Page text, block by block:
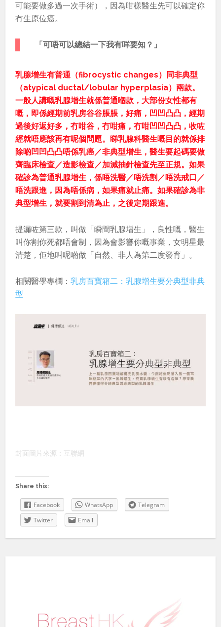
可能要做多過一次手術），因為咁樣醫生先可以確定你
冇生原位癌。
「可唔可以總結一下我有咩要知？」
乳腺增生有普通（fibrocystic changes）同非典型
（atypical ductal/lobular hyperplasia）兩款。
一般人講嘅乳腺增生就係普通嗰款，大部份女性都有
嘅，即係經期前乳房谷谷脹脹，好痛，凹凹凸凸，經期
過後好返好多，冇咁谷，冇咁痛，冇咁凹凹凸凸，收咗
經就唔應該再有呢個問題。睇乳腺科醫生嘅目的就係排
除啲凹凹凸凸唔係乳癌／非典型增生，醫生要起碼要做
齊臨床檢查／造影檢查／加減抽針檢查先至正規。如果
確診為普通乳腺增生，係唔洗醫／唔洗割／唔洗戒口／
唔洗跟進，因為唔係病，如果痛就止痛。如果確診為非
典型增生，就要割到清為止，之後定期跟進。
提漏咗第三款，叫做「瞬間乳腺增生」，良性嘅，醫生
叫你割你死都唔會制，因為會影響你嘅事業，女明星最
清楚，佢地叫呢啲做「自然、非人為第二度發育」。
相關醫學專欄：乳房百寶箱二：乳腺增生要分典型非典
型
封面圖片來源：互聯網
Share this:
Facebook WhatsApp
Telegram
Twitter
Email